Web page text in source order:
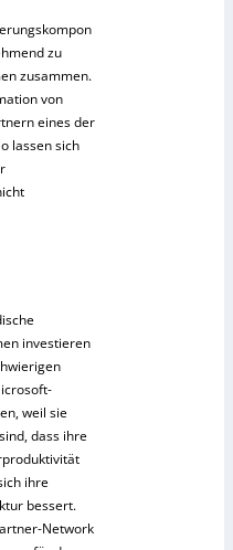
zu
zusammen.
von
eines der
lassen sich
investieren
weil sie
dass ihre
ihre
bessert.
Network